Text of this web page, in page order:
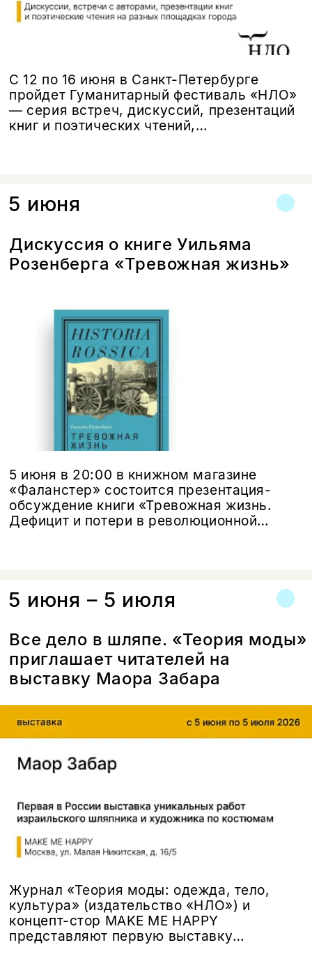
С 12 по 16 июня в Санкт-Петербурге
пройдет Гуманитарный фестиваль «НЛО»
— серия встреч, дискуссий, презентаций
книг и поэтических чтений,
5 июня
Дискуссия о книге Уильяма
Розенберга «Тревожная жизнь»
5 июня в 20:00 в книжном магазине
«Фаланстер» состоится презентация-
обсуждение книги «Тревожная жизнь.
Дефицит и потери в революционной
5 июня – 5 июля
Все дело в шляпе. «Теория моды»
приглашает читателей на
выставку Маора Забара
Журнал «Теория моды: одежда, тело,
культура» (издательство «НЛО») и
концепт-стор MAKE ME HAPPY
представляют первую выставку